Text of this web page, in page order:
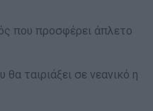
που προσφέρει άπλετο
ταιριάξει σε νεανικό η